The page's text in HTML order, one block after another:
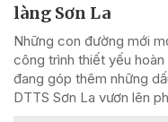
làng Sơn La
Những con đường mới
công trình thiết yếu hoàn
đang góp thêm những
DTTS Sơn La vươn lên